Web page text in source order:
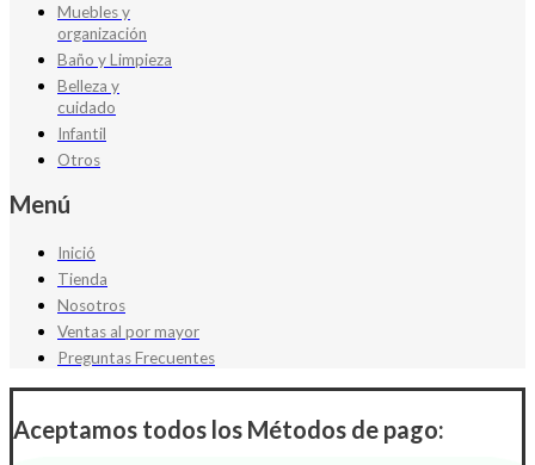
Muebles y
organización
Baño y Limpieza
Belleza y
cuidado
Infantil
Otros
Menú
Inició
Tienda
Nosotros
Ventas al por mayor
Preguntas Frecuentes
Aceptamos todos los Métodos de pago: